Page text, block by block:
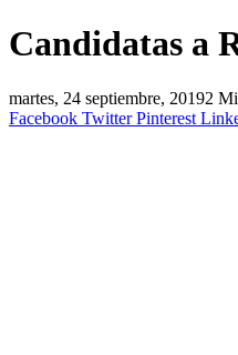
Candidatas a
martes, 24 septiembre, 20192
Facebook Twitter Pinterest